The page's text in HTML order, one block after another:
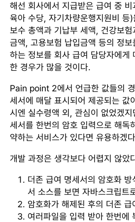
해선 회사에서 지급받은 급여 중
육아 수당, 자기차량운행지원비 등
보수 총액과 기납부 세액, 건강보
금액, 고용보험 납입금액 등의 정
하는 정보를 회사 급여 담당자에게
한 경우가 많을 것이다.
Pain point 2에서 언급한 값들의
세서에 매달 표시되어 제공되는 값
시엔 실수령액 외, 관심이 없었겠
세서를 한번의 암호 입력으로 해독
약하는 서비스가 있다면 유용하겠
개발 과정은 생각보다 어렵지 않았
더존 급여 명세서의 암호화 방
서 소스를 보면 자바스크립트
암호화가 해제된 후의 더존
여러파일을 입력 받아 한번에